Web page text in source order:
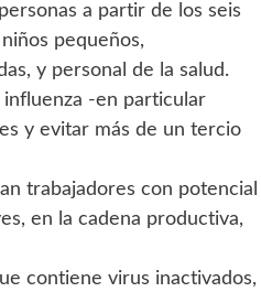
a partir de los seis
pequeños,
y personal de la salud.
influenza -en particular
y evitar más de un tercio
trabajadores con potencial
en la cadena productiva,
contiene virus inactivados,